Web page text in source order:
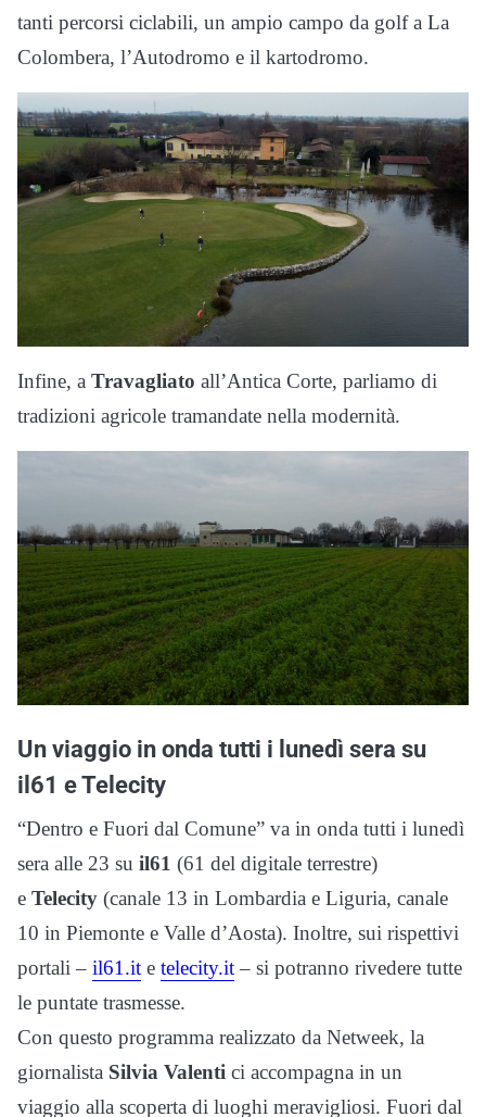
tanti percorsi ciclabili, un ampio campo da golf a La
Colombera, l’Autodromo e il kartodromo.
Infine, a Travagliato all’Antica Corte, parliamo di
tradizioni agricole tramandate nella modernità.
Un viaggio in onda tutti i lunedì sera su
il61 e Telecity
“Dentro e Fuori dal Comune” va in onda tutti i lunedì
sera alle 23 su il61 (61 del digitale terrestre)
e Telecity (canale 13 in Lombardia e Liguria, canale
10 in Piemonte e Valle d’Aosta). Inoltre, sui rispettivi
portali – il61.it e telecity.it– si potranno rivedere tutte
le puntate trasmesse.
Con questo programma realizzato da Netweek, la
giornalista Silvia Valenti ci accompagna in un
viaggio alla scoperta di luoghi meravigliosi. Fuori dal